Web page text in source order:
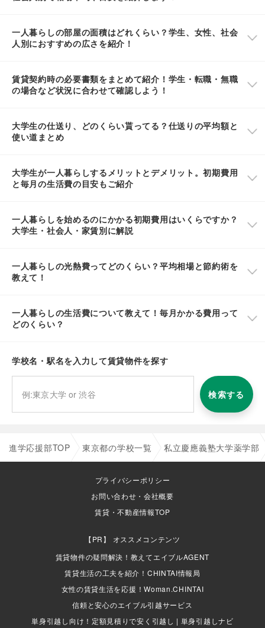
一人暮らしの部屋の面積はどれくらい？学生、女性、社会
人別におすすめの広さを紹介！
賃貸契約時の必要書類をまとめて紹介！学生・転職・無職
の場合など状況に合わせて確認しよう！
大学生の仕送り、どのくらい貰ってる？仕送りの平均額と
使い道まとめ
大学生が一人暮らしするメリットとデメリット。初期費用
と毎月の生活費の目安もご紹介
一人暮らしを始めるのにかかる初期費用はいくらですか？
大学生・社会人・家賃別に解説
一人暮らしの光熱費ってどのくらい？平均相場と節約術を
教えて！
一人暮らしの生活費について教えて！毎月かかる費用って
どのくらい？
学校名・駅名を入力して賃貸物件を探す
検索する
進学応援部TOP 東京都の学校一覧 私立慶應義塾大学薬学部
プライバシーポリシー
お問い合わせ・会社概要
賃貸・不動産情報TOP
オススメコンテンツ
賃貸物件の疑問解決！教えてエイブルAGENT
賃貸生活の工夫を紹介！CHINTAI情報局
女性の賃貸生活を応援！Woman.CHINTAI
信頼と安心のエイブル引越サービス
単身引越し向け！定額見積りで安く引越し | 単身引越しナビ